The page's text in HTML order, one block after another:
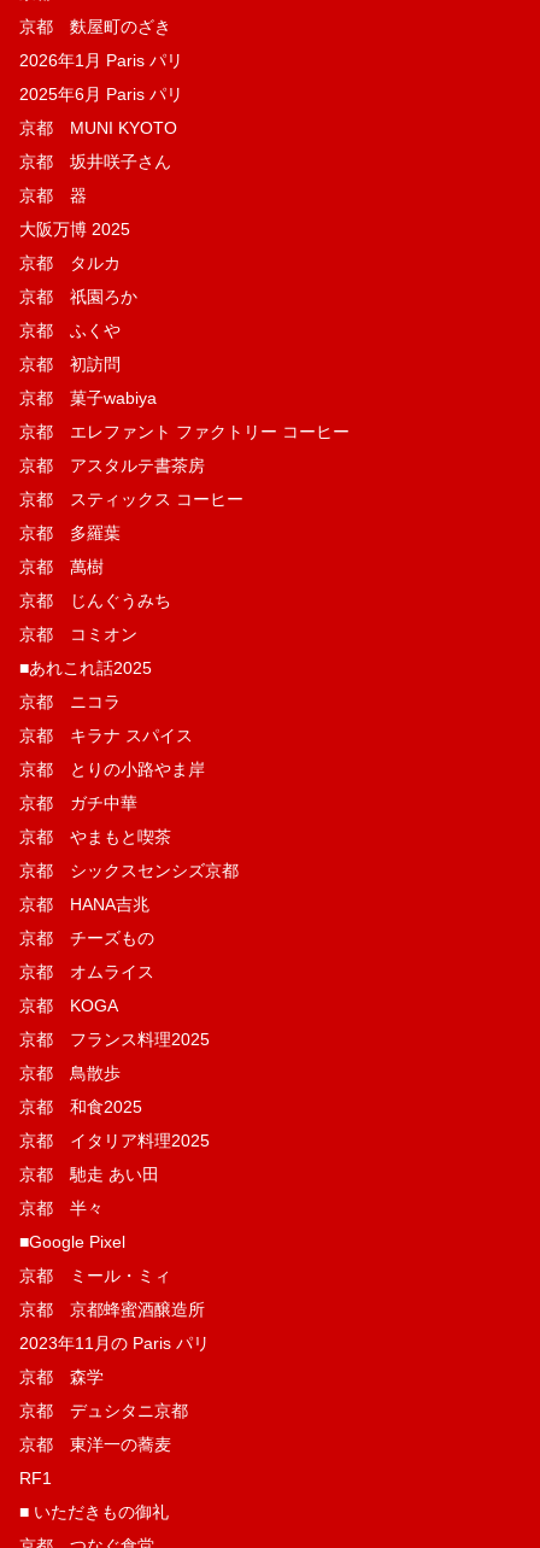
京都 麩屋町のざき
2026年1月 Paris パリ
2025年6月 Paris パリ
京都 MUNI KYOTO
京都 坂井咲子さん
京都 器
大阪万博 2025
京都 タルカ
京都 祇園ろか
京都 ふくや
京都 初訪問
京都 菓子wabiya
京都 エレファント ファクトリー コーヒー
京都 アスタルテ書茶房
京都 スティックス コーヒー
京都 多羅葉
京都 萬樹
京都 じんぐうみち
京都 コミオン
■あれこれ話2025
京都 ニコラ
京都 キラナ スパイス
京都 とりの小路やま岸
京都 ガチ中華
京都 やまもと喫茶
京都 シックスセンシズ京都
京都 HANA吉兆
京都 チーズもの
京都 オムライス
京都 KOGA
京都 フランス料理2025
京都 鳥散歩
京都 和食2025
京都 イタリア料理2025
京都 馳走 あい田
京都 半々
■Google Pixel
京都 ミール・ミィ
京都 京都蜂蜜酒醸造所
2023年11月の Paris パリ
京都 森学
京都 デュシタニ京都
京都 東洋一の蕎麦
RF1
■ いただきもの御礼